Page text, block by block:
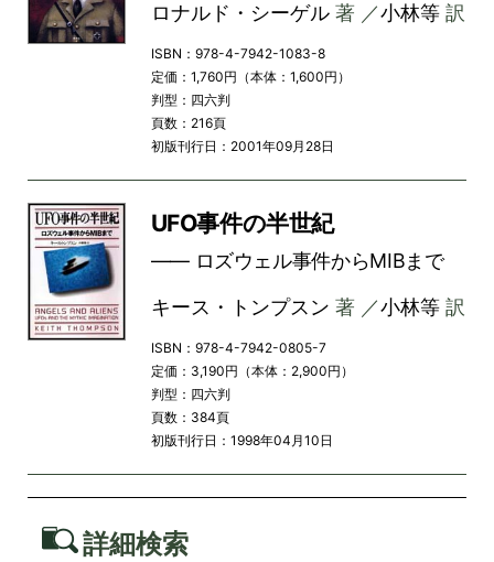
ロナルド・シーゲル著 ／小林等訳
ISBN：978-4-7942-1083-8
定価：1,760円（本体：1,600円）
判型：四六判
頁数：216頁
初版刊行日：2001年09月28日
UFO事件の半世紀
―― ロズウェル事件からMIBまで
キース・トンプスン 著 ／小林等訳
ISBN：978-4-7942-0805-7
定価：3,190円（本体：2,900円）
判型：四六判
頁数：384頁
初版刊行日：1998年04月10日
詳細検索